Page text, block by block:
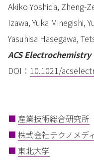
Akiko Yoshida, Zheng-
Izawa, Yuka Minegishi,
Yasuhisa Hasegawa,
ACS Electrochemistry
DOI： 10.1021/
■ 産業技術総合研究所
■ 株式会社テクノメデ
■ 東北⼤学